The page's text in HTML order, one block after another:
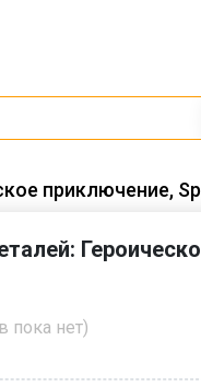
приключение,
пока нет)